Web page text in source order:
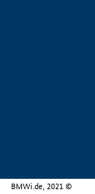
BMWi.de, 2021 ©